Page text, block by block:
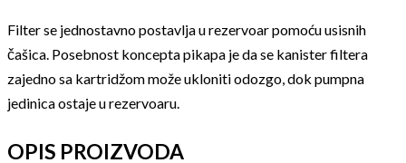
Filter se jednostavno postavlja u rezervoar pomoću usisnih
čašica. Posebnost koncepta pikapa je da se kanister filtera
zajedno sa kartridžom može ukloniti odozgo, dok pumpna
jedinica ostaje u rezervoaru.
OPIS PROIZVODA